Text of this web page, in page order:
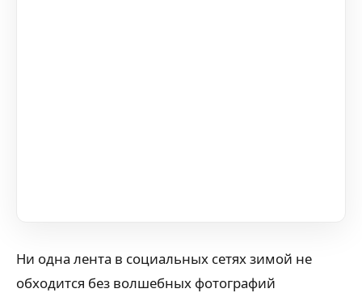
Ни одна лента в социальных сетях зимой не
обходится без волшебных фотографий